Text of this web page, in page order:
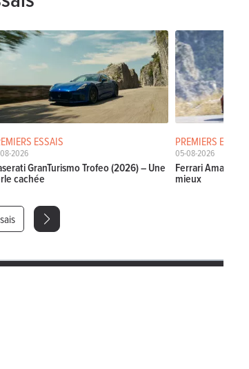
ESSAIS
2026
GranTurismo Trofeo (2026) – Une
cachée
PREMIERS ESSAIS
05-08-2026
Ferrari Amalfi
mieux